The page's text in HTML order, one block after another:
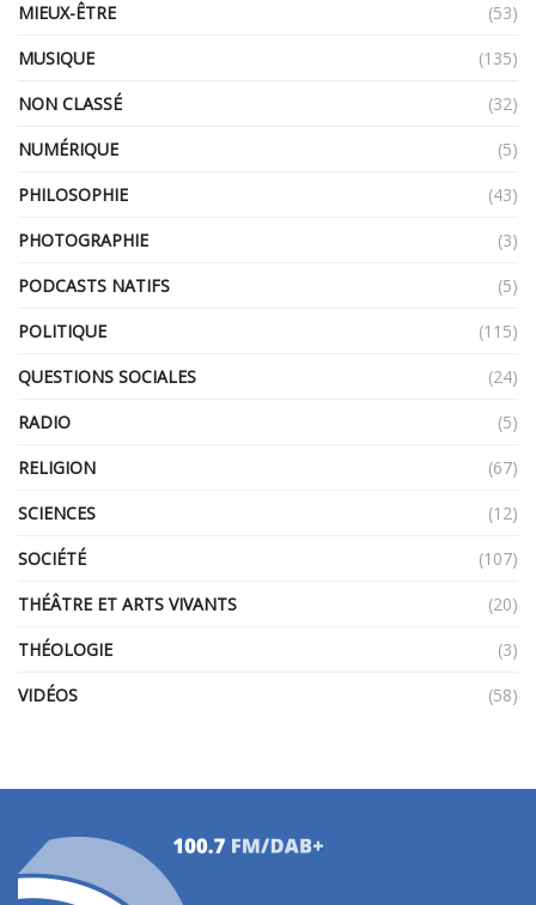
MIEUX-ÊTRE
(53)
MUSIQUE
(135)
NON CLASSÉ
(32)
NUMÉRIQUE
(5)
PHILOSOPHIE
(43)
PHOTOGRAPHIE
(3)
PODCASTS NATIFS
(5)
POLITIQUE
(115)
QUESTIONS SOCIALES
(24)
RADIO
(5)
RELIGION
(67)
SCIENCES
(12)
SOCIÉTÉ
(107)
THÉÂTRE ET ARTS VIVANTS
(20)
THÉOLOGIE
(3)
VIDÉOS
(58)